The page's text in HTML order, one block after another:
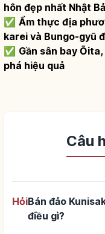
hôn đẹp nhất Nhật
✅ Ẩm thực địa
karei và Bungo-gyū
✅ Gần sân bay
phá hiệu quả
Câu
HỏiBán đảo
điều gì?